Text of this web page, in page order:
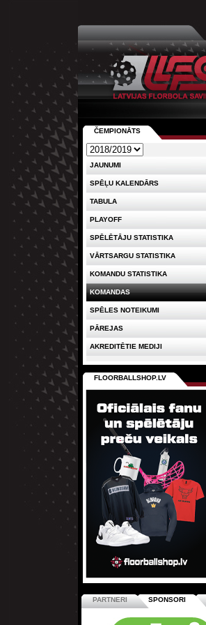
ČEMPIONĀTS
JAUNUMI
SPĒĻU KALENDĀRS
TABULA
PLAYOFF
SPĒLĒTĀJU STATISTIKA
VĀRTSARGU STATISTIKA
KOMANDU STATISTIKA
KOMANDAS
SPĒLES NOTEIKUMI
PĀREJAS
AKREDITĒTIE MEDIJI
FLOORBALLSHOP.LV
PARTNERI SPONSORI